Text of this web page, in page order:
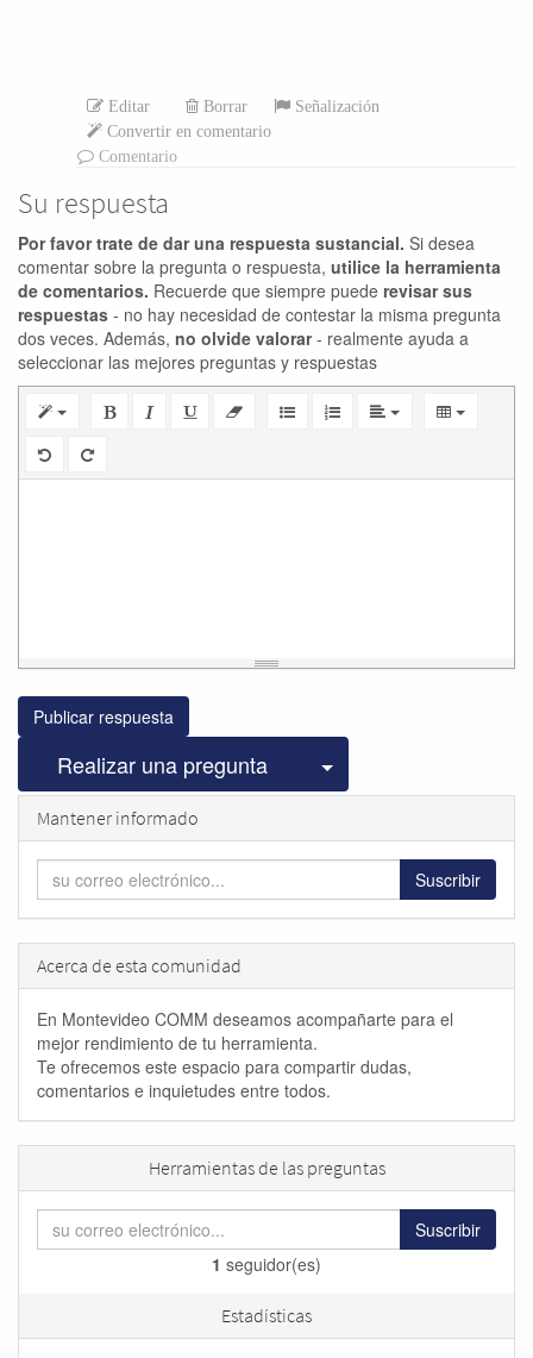
Editar Borrar
Señalización
Convertir en comentario
Comentario
Su respuesta
Por favor trate de dar una respuesta sustancial. Si desea
comentar sobre la pregunta o respuesta, utilice la herramienta
de comentarios. Recuerde que siempre puede revisar sus
respuestas - no hay necesidad de contestar la misma pregunta
dos veces. Además, no olvide valorar- realmente ayuda a
seleccionar las mejores preguntas y respuestas
Publicar respuesta
Realizar una pregunta Seleccionar
Mantener informado
Suscribir
Acerca de esta comunidad
En Montevideo COMM deseamos acompañarte para el
mejor rendimiento de tu herramienta.
Te ofrecemos este espacio para compartir dudas,
comentarios e inquietudes entre todos.
Herramientas de las preguntas
Suscribir
1 seguidor(es)
Estadísticas